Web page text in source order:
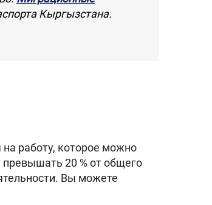
Кыргызстана.
работу, которое можно
20 % от общего
Вы можете